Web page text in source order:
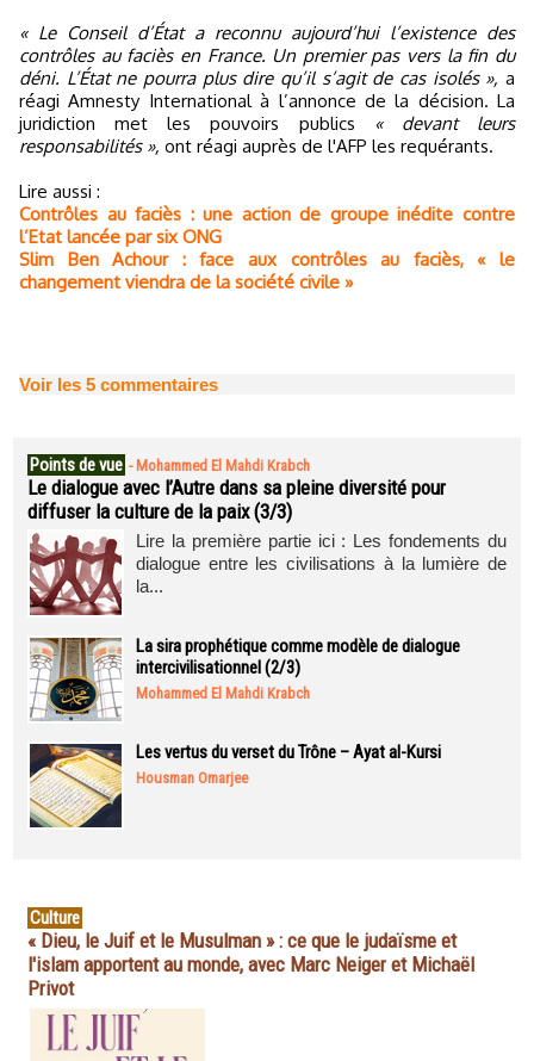
« Le Conseil d’État a reconnu aujourd’hui l’existence des
contrôles au faciès en France. Un premier pas vers la fin du
déni. L’État ne pourra plus dire qu’il s’agit de cas isolés », a
réagi Amnesty International à l’annonce de la décision. La
juridiction met les pouvoirs publics
« devant leurs
responsabilités », ont réagi auprès de l'AFP les requérants.
Lire aussi :
Contrôles au faciès : une action de groupe inédite contre
l’Etat lancée par six ONG
Slim Ben Achour : face aux contrôles au faciès, « le
changement viendra de la société civile »
Voir les 5 commentaires
Points de vue - Mohammed El Mahdi Krabch
Le dialogue avec l’Autre dans sa pleine diversité pour
diffuser la culture de la paix (3/3)
Lire la première partie ici : Les fondements du
dialogue entre les civilisations à la lumière de
la...
La sira prophétique comme modèle de dialogue
intercivilisationnel (2/3)
Mohammed El Mahdi Krabch
Les vertus du verset du Trône – Ayat al-Kursi
Housman Omarjee
Culture
« Dieu, le Juif et le Musulman » : ce que le judaïsme et
l'islam apportent au monde, avec Marc Neiger et Michaël
Privot